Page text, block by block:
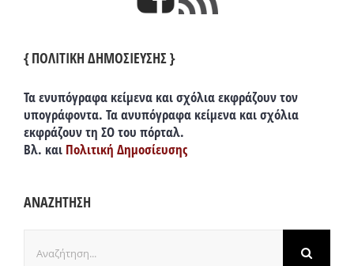
{ ΠΟΛΙΤΙΚΗ ΔΗΜΟΣΙΕΥΣΗΣ }
Τα ενυπόγραφα κείμενα και σχόλια εκφράζουν τον
υπογράφοντα. Τα ανυπόγραφα κείμενα και σχόλια
εκφράζουν τη ΣΟ του πόρταλ.
Βλ. και Πολιτική Δημοσίευσης
ΑΝΑΖΗΤΗΣΗ
για: